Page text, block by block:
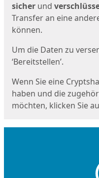
sicher und
Transfer an eine
können.
Um die Daten zu
‘Bereitstellen’.
Wenn Sie eine
haben und die
möchten, klicken Sie